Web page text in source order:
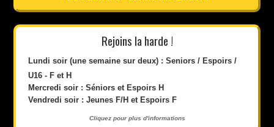
Rejoins la harde !
Lundi soir (une semaine sur deux) : Seniors / Espoirs /
U16 - F et H
Mercredi soir : Séniors et Espoirs H
Vendredi soir : Jeunes F/H et Espoirs F
Cliquez pour plus d'informations